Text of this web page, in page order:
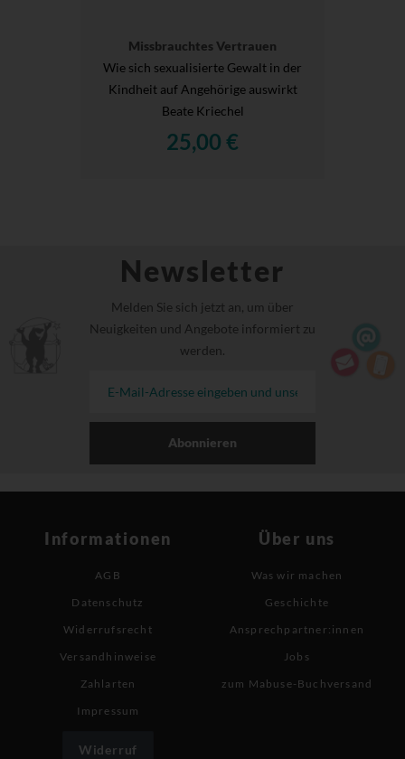
Missbrauchtes Vertrauen
Wie sich sexualisierte Gewalt in der
Kindheit auf Angehörige auswirkt
Beate Kriechel
25,00 €
Newsletter
Melden Sie sich jetzt an, um über
Neuigkeiten und Angebote informiert zu
werden.
Abonnieren
Informationen
AGB
Datenschutz
Widerrufsrecht
Versandhinweise
Zahlarten
Impressum
Widerruf
Über uns
Was wir machen
Geschichte
Ansprechpartner:innen
Jobs
zum Mabuse-Buchversand